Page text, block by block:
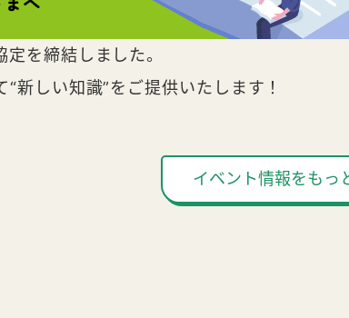
を締結しました。
新しい知識”をご提供いたします！
イベント情報をもっ